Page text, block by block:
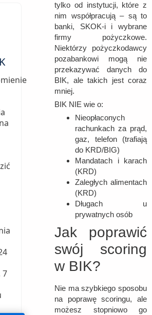
7
tylko od instytucji, które z
nim współpracują – są to
banki, SKOK-i i wybrane
firmy pożyczkowe.
Niektórzy pożyczkodawcy
pozabankowi mogą nie
przekazywać danych do
BIK, ale takich jest coraz
mniej.
BIK NIE wie o:
Nieopłaconych
rachunkach za prąd,
gaz, telefon (trafiają
do KRD/BIG)
Mandatach i karach
(KRD)
Zaległych alimentach
(KRD)
Długach u
prywatnych osób
Jak poprawić
swój scoring
w BIK?
Nie ma szybkiego sposobu
na poprawę scoringu, ale
możesz stopniowo go